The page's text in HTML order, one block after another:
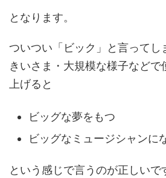
となります。
ついつい「ビック」と言ってし
きいさま・大規模な様子などで
上げると
ビッグな夢をもつ
ビッグなミュージシャンに
という感じで言うのが正しいで